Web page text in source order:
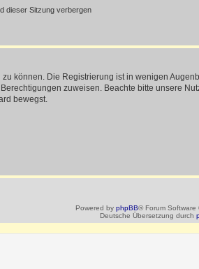
dieser Sitzung verbergen
können. Die Registrierung ist in wenigen
zuweisen. Beachte bitte unsere
bewegst.
Powered by phpBB® Forum Software
Deutsche Übersetzung durch